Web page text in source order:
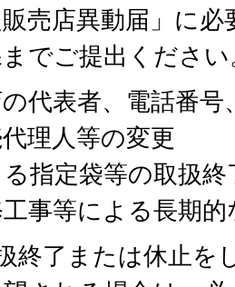
売店異動届」に
でご提出ください
の代表者、電話番
理人等の変更
る指定袋等の取扱終
工事等による長期
終了または休止を